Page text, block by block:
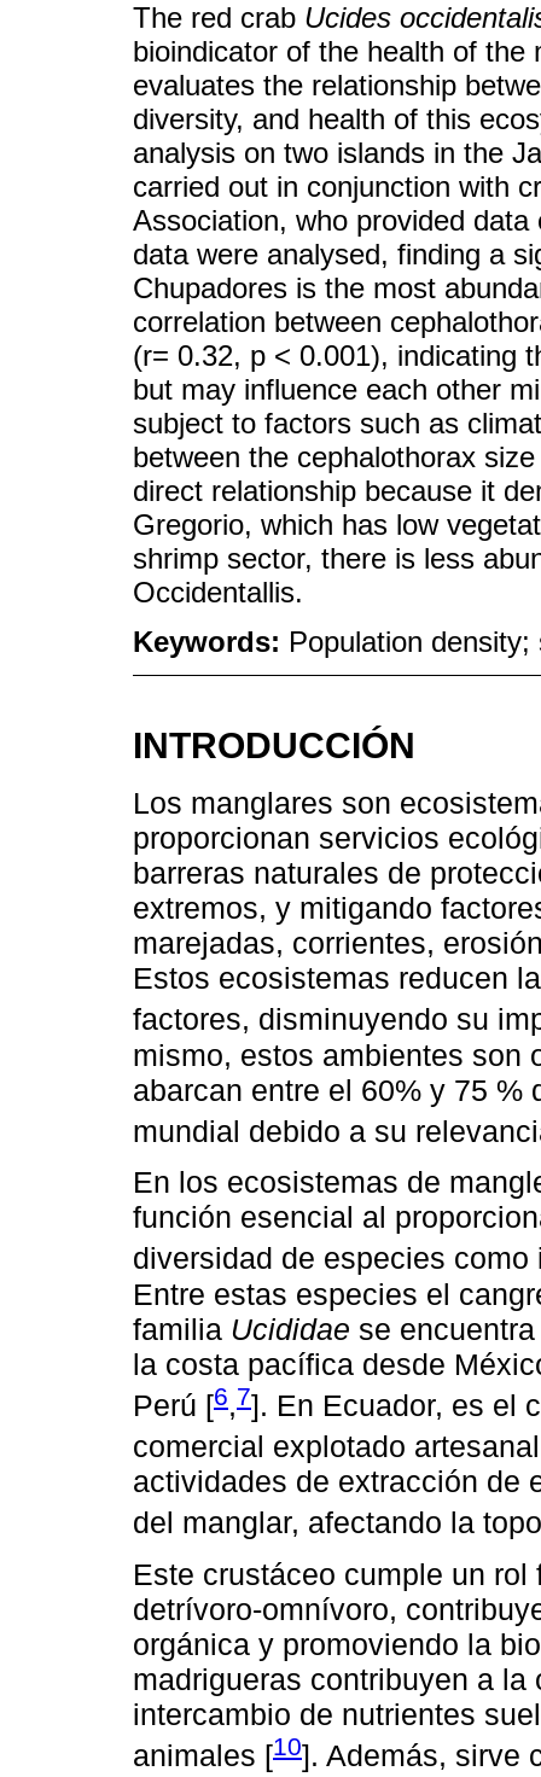
The red crab Ucides
bioindicator of the health of
evaluates the relationship
diversity, and health of this
analysis on two islands in the
carried out in conjunction with
Association, who provided
data were analysed, finding a
Chupadores is the most
correlation between
(r= 0.32, p < 0.001), indicating
but may influence each other
subject to factors such as
between the cephalothorax
direct relationship because it
Gregorio, which has low
shrimp sector, there is less
Occidentallis.
Keywords: Population
INTRODUCCIÓN
Los manglares son
proporcionan servicios
barreras naturales de
extremos, y mitigando
marejadas, corrientes,
Estos ecosistemas reducen
factores, disminuyendo su
mismo, estos ambientes son
abarcan entre el 60% y 75
mundial debido a su
En los ecosistemas de
función esencial al
diversidad de especies
Entre estas especies el
familia Ucididae se
la costa pacífica desde
Perú [6,7]. En Ecuador, es el
comercial explotado
actividades de extracción de
del manglar, afectando la
Este crustáceo cumple un
detrívoro-omnívoro,
orgánica y promoviendo la
madrigueras contribuyen a
intercambio de nutrientes
animales [10]. Además, sirve